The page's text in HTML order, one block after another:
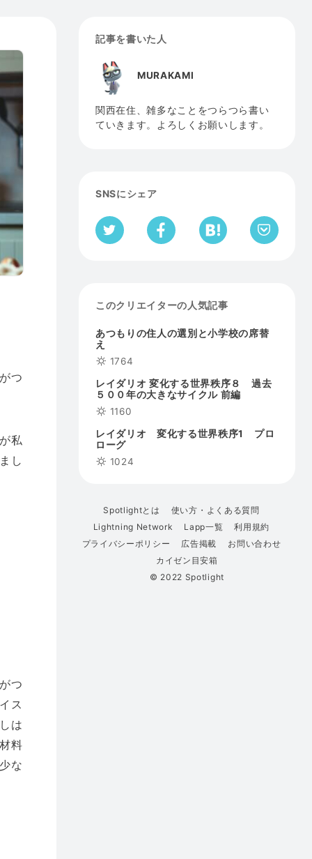
つ
私
し
つ
ス
は
料
な
記事を書いた人
MURAKAMI
関西在住、雑多なことをつらつら書い
ていきます。よろしくお願いします。
SNSにシェア
このクリエイターの人気記事
あつもりの住人の選別と小学校の席替
え
1764
レイダリオ 変化する世界秩序８ 過去
５００年の大きなサイクル 前編
1160
レイダリオ 変化する世界秩序1 プロ
ローグ
1024
Spotlightとは
使い方・よくある質問
Lightning Network
Lapp一覧
利用規約
プライバシーポリシー
広告掲載
お問い合わせ
カイゼン目安箱
© 2022 Spotlight